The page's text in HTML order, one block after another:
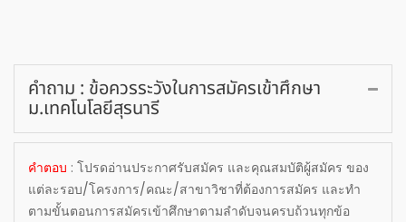
คำถาม : ข้อควรระวังในการสมัครเข้าศึกษา
ม.เทคโนโลยีสุรนารี
คำตอบ : โปรดอ่านประกาศรับสมัคร และคุณสมบัติผู้สมัคร ของ
แต่ละรอบ/โครงการ/คณะ/สาขาวิชาที่ต้องการสมัคร และทำ
ตามขั้นตอนการสมัครเข้าศึกษาตามลำดับจนครบถ้วนทุกข้อ